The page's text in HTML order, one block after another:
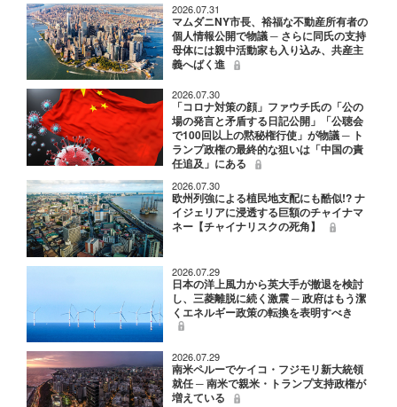
2026.07.31
マムダニNY市長、裕福な不動産所有者の
個人情報公開で物議 ─ さらに同氏の支持
母体には親中活動家も入り込み、共産主
義へばく進
2026.07.30
「コロナ対策の顔」ファウチ氏の「公の
場の発言と矛盾する日記公開」「公聴会
で100回以上の黙秘権行使」が物議 ─ ト
ランプ政権の最終的な狙いは「中国の責
任追及」にある
2026.07.30
欧州列強による植民地支配にも酷似!? ナ
イジェリアに浸透する巨額のチャイナマ
ネー【チャイナリスクの死角】
2026.07.29
日本の洋上風力から英大手が撤退を検討
し、三菱離脱に続く激震 ─ 政府はもう潔
くエネルギー政策の転換を表明すべき
2026.07.29
南米ペルーでケイコ・フジモリ新大統領
就任 ─ 南米で親米・トランプ支持政権が
増えている